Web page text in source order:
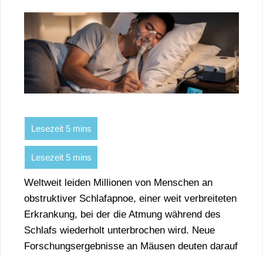
Weltweit leiden Millionen von Menschen an
obstruktiver Schlafapnoe, einer weit verbreiteten
Erkrankung, bei der die Atmung während des
Schlafs wiederholt unterbrochen wird. Neue
Forschungsergebnisse an Mäusen deuten darauf